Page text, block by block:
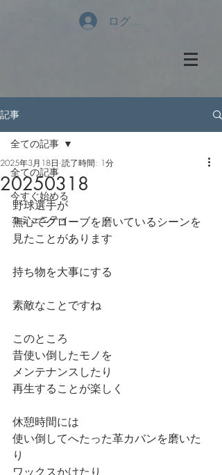
ログイン
記事
全ての記事
今すぐ始める
コミュニティ
全ての記事
20250318
2025年3月18日 読了時間: 1分
野球選手が
無心でグローブを磨いているシーンを
見たことがあります
持ち物を大事にする
素敵なことですね
このところ
昔使い倒したモノを
メンテナンスしたり
再生することが楽しく
休憩時間には
使い倒してへたった革カバンを磨いた
り
ワックスかけたり